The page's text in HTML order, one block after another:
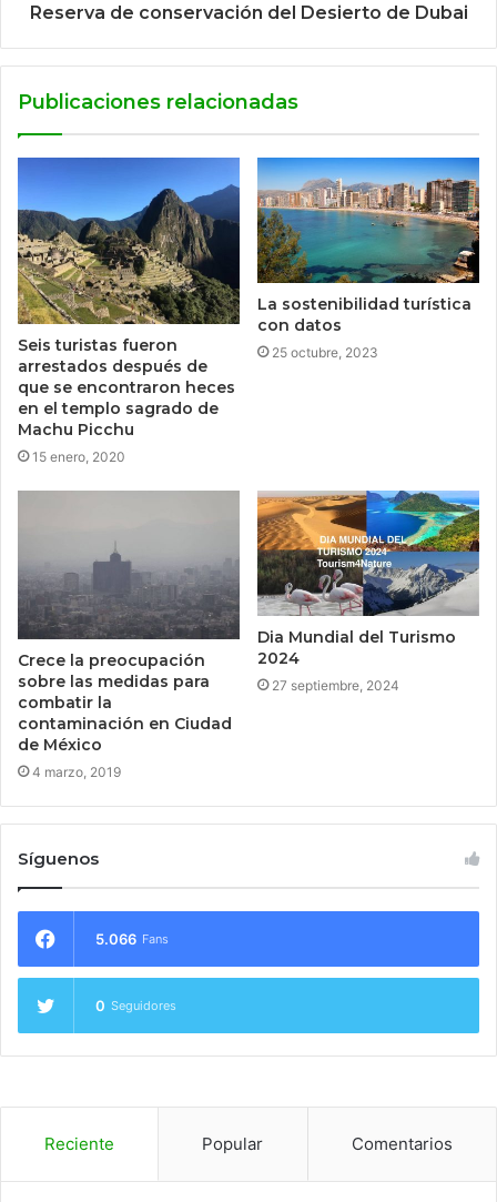
Reserva de conservación del Desierto de Dubai
Publicaciones relacionadas
Seis turistas fueron
arrestados después de
que se encontraron heces
en el templo sagrado de
Machu Picchu
15 enero, 2020
La sostenibilidad turística
con datos
25 octubre, 2023
Crece la preocupación
sobre las medidas para
combatir la
contaminación en Ciudad
de México
4 marzo, 2019
Dia Mundial del Turismo
2024
27 septiembre, 2024
Síguenos
5.066 Fans
0 Seguidores
Reciente Popular Comentarios